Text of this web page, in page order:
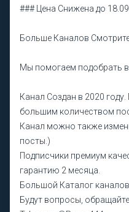
### Цена Снижена до
Больше Каналов
Мы помогаем подобрать
Канал Создан в 2020 году.
большим количеством
Канал можно также
посты.)
Подписчики премиум
гарантию 2 месяца.
Большой Каталог
Будут вопросы,